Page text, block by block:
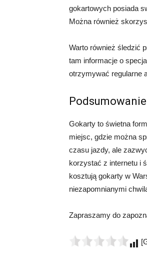
gokartowych posiada
Można również
Warto również śledzić
tam informacje o
otrzymywać regularne
Podsumowanie
Gokarty to świetna
miejsc, gdzie można
czasu jazdy, ale
korzystać z internetu i
kosztują gokarty w
niezapomnianymi
Zapraszamy do